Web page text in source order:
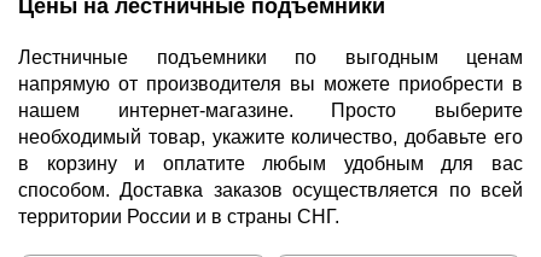
Цены на лестничные подъемники
Лестничные подъемники по выгодным ценам
напрямую от производителя вы можете приобрести в
нашем интернет-магазине. Просто выберите
необходимый товар, укажите количество, добавьте его
в корзину и оплатите любым удобным для вас
способом. Доставка заказов осуществляется по всей
территории России и в страны СНГ.